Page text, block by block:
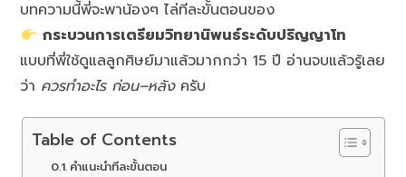
บทความนี้พี่จะพาน้องๆ ไล่ทีละขั้นตอนของ
กระบวนการเตรียมวิทยานิพนธ์ระดับปริญญาโท
แบบที่พี่ใช้ดูแลลูกศิษย์มาแล้วมากกว่า 15 ปี อ่านจบแล้วรู้เลย
ว่า ควรทำอะไร ก่อน–หลังครับ
Table of Contents
คำแนะนำทีละขั้นตอน